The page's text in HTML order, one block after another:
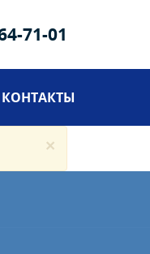
71-01
КОНТАКТЫ
×